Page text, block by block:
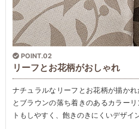
POINT.02
リーフとお花柄がおしゃれ
ナチュラルなリーフとお花柄が描か
とブラウンの落ち着きのあるカラー
トもしやすく、飽きのきにくいデザイ